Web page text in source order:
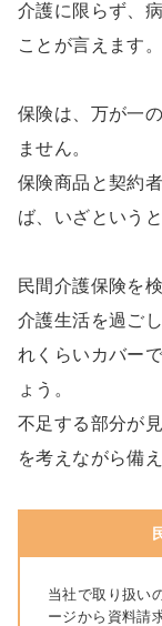
介護に限らず、
ことが言えます。
保険は、万が一
ません。
保険商品と契約
ば、いざという
民間介護保険を
介護生活を過ご
れくらいカバー
ょう。
不足する部分が
を考えながら備
当社で取り扱い
ージから資料請